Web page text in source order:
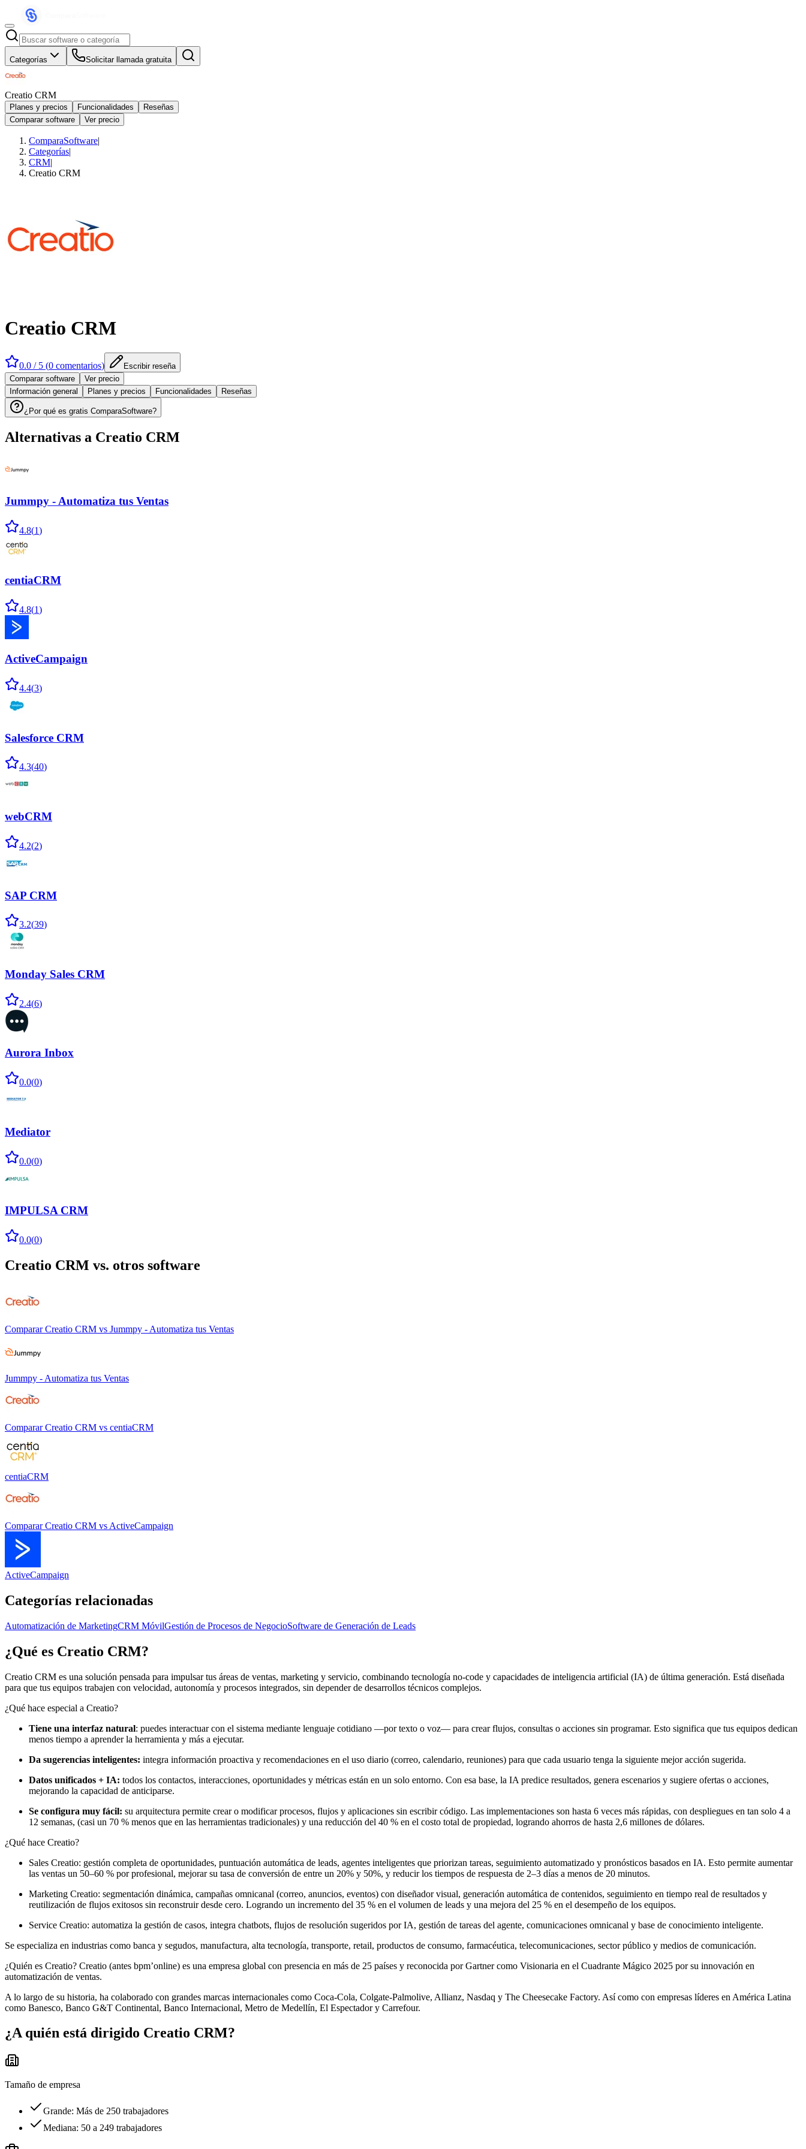
Categorías Solicitar llamada gratuita
Creatio CRM
Planes y precios Funcionalidades
Reseñas
Comparar software
Ver precio
ComparaSoftware|
Categorías|
CRM|
Creatio CRM
Creatio CRM
0.0 / 5 (0 comentarios)
Escribir reseña
Comparar software
Ver precio
Información general
Planes y precios Funcionalidades Reseñas
¿Por qué es gratis ComparaSoftware?
Alternativas a Creatio CRM
Jummpy - Automatiza tus Ventas
4.8(1)
centiaCRM
4.8(1)
ActiveCampaign
4.4(3)
Salesforce CRM
4.3(40)
webCRM
4.2(2)
SAP CRM
3.2(39)
Monday Sales CRM
2.4(6)
Aurora Inbox
0.0(0)
Mediator
0.0(0)
IMPULSA CRM
0.0(0)
Creatio CRM vs. otros software
Comparar Creatio CRM vs Jummpy - Automatiza tus Ventas
Jummpy - Automatiza tus Ventas
Comparar Creatio CRM vs centiaCRM
centiaCRM
Comparar Creatio CRM vs ActiveCampaign
ActiveCampaign
Categorías relacionadas
Automatización de MarketingCRM MóvilGestión de Procesos de NegocioSoftware de Generación de Leads
¿Qué es Creatio CRM?
Creatio CRM es una solución pensada para impulsar tus áreas de ventas, marketing y servicio, combinando tecnología no-code y capacidades de inteligencia artificial (IA) de última generación. Está diseñada
para que tus equipos trabajen con velocidad, autonomía y procesos integrados, sin depender de desarrollos técnicos complejos.
¿Qué hace especial a Creatio?
Tiene una interfaz natural: puedes interactuar con el sistema mediante lenguaje cotidiano —por texto o voz— para crear flujos, consultas o acciones sin programar. Esto significa que tus equipos dedican
menos tiempo a aprender la herramienta y más a ejecutar.
Da sugerencias inteligentes: integra información proactiva y recomendaciones en el uso diario (correo, calendario, reuniones) para que cada usuario tenga la siguiente mejor acción sugerida.
Datos unificados + IA: todos los contactos, interacciones, oportunidades y métricas están en un solo entorno. Con esa base, la IA predice resultados, genera escenarios y sugiere ofertas o acciones,
mejorando la capacidad de anticiparse.
Se configura muy fácil: su arquitectura permite crear o modificar procesos, flujos y aplicaciones sin escribir código. Las implementaciones son hasta 6 veces más rápidas, con despliegues en tan solo 4 a
12 semanas, (casi un 70 % menos que en las herramientas tradicionales) y una reducción del 40 % en el costo total de propiedad, logrando ahorros de hasta 2,6 millones de dólares.
¿Qué hace Creatio?
Sales Creatio: gestión completa de oportunidades, puntuación automática de leads, agentes inteligentes que priorizan tareas, seguimiento automatizado y pronósticos basados en IA. Esto permite aumentar
las ventas un 50–60 % por profesional, mejorar su tasa de conversión de entre un 20% y 50%, y reducir los tiempos de respuesta de 2–3 días a menos de 20 minutos.
Marketing Creatio: segmentación dinámica, campañas omnicanal (correo, anuncios, eventos) con diseñador visual, generación automática de contenidos, seguimiento en tiempo real de resultados y
reutilización de flujos exitosos sin reconstruir desde cero. Logrando un incremento del 35 % en el volumen de leads y una mejora del 25 % en el desempeño de los equipos.
Service Creatio: automatiza la gestión de casos, integra chatbots, flujos de resolución sugeridos por IA, gestión de tareas del agente, comunicaciones omnicanal y base de conocimiento inteligente.
Se especializa en industrias como banca y segudos, manufactura, alta tecnología, transporte, retail, productos de consumo, farmacéutica, telecomunicaciones, sector público y medios de comunicación.
¿Quién es Creatio? Creatio (antes bpm’online) es una empresa global con presencia en más de 25 países y reconocida por Gartner como Visionaria en el Cuadrante Mágico 2025 por su innovación en
automatización de ventas.
A lo largo de su historia, ha colaborado con grandes marcas internacionales como Coca-Cola, Colgate-Palmolive, Allianz, Nasdaq y The Cheesecake Factory. Así como con empresas líderes en América Latina
como Banesco, Banco G&T Continental, Banco Internacional, Metro de Medellín, El Espectador y Carrefour.
¿A quién está dirigido Creatio CRM?
Tamaño de empresa
Grande: Más de 250 trabajadores
Mediana: 50 a 249 trabajadores